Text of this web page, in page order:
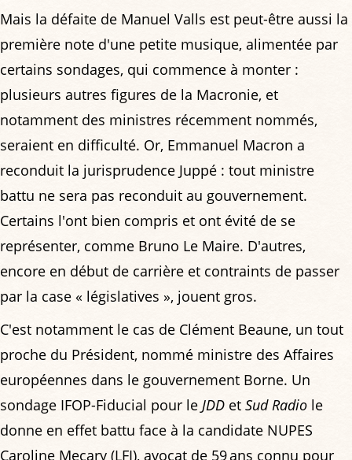
Mais la défaite de Manuel Valls est peut-être aussi la
première note d'une petite musique, alimentée par
certains sondages, qui commence à monter :
plusieurs autres figures de la Macronie, et
notamment des ministres récemment nommés,
seraient en difficulté. Or, Emmanuel Macron a
reconduit la jurisprudence Juppé : tout ministre
battu ne sera pas reconduit au gouvernement.
Certains l'ont bien compris et ont évité de se
représenter, comme Bruno Le Maire. D'autres,
encore en début de carrière et contraints de passer
par la case « législatives », jouent gros.
C'est notamment le cas de Clément Beaune, un tout
proche du Président, nommé ministre des Affaires
européennes dans le gouvernement Borne. Un
sondage IFOP-Fiducial pour le JDD et Sud Radio le
donne en effet battu face à la candidate NUPES
Caroline Mecary (LFI), avocat de 59 ans connu pour